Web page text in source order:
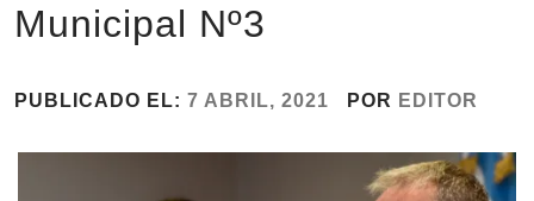
Municipal Nº3
PUBLICADO EL: 7 ABRIL, 2021 POR EDITOR